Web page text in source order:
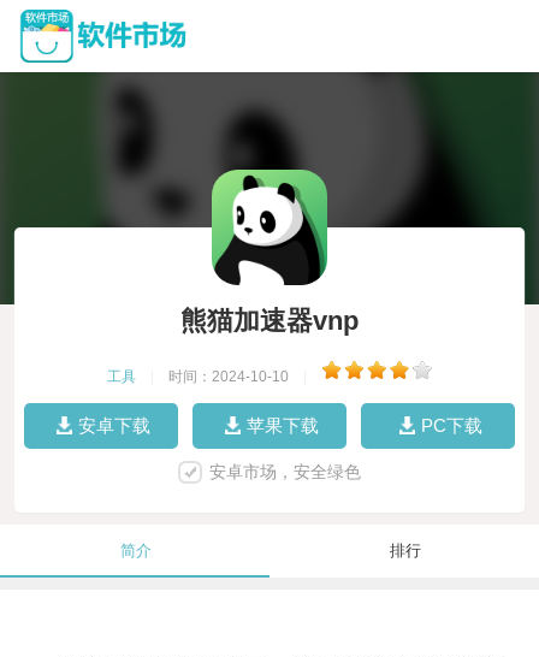
熊猫加速器vnp
工具 时间：2024-10-10
安卓下载 苹果下载 PC下载
安卓市场，安全绿色
简介 排行